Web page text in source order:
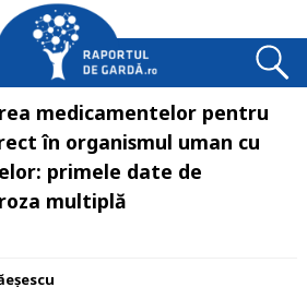
medicamentelor pentru
în organismul uman cu
primele date de
multiplă